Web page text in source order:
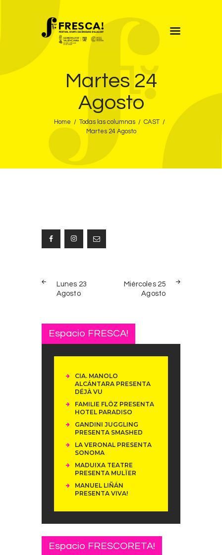
Martes 24
Agosto
Home Todas las columnas
CAST
Martes 24 Agosto
Programa
Información de interés
Contacto
CAST
de
entradas
POST
Lunes 23
Agosto
POST
Miércoles 25
Agosto
Espacio FRESCA!
CIA. MANOLO
ALCÁNTARA PRESENTA
DÉJÀ VU
FAMILIE FLÖZ PRESENTA
HOTEL PARADISO
GANDINI JUGGLING
PRESENTA SMASHED
LA VERONAL PRESENTA
SONOMA
MADUIXA TEATRE
PRESENTA MULÏER
MANUEL LIÑÁN
PRESENTA VIVA!
Espacio FRESCORETA!